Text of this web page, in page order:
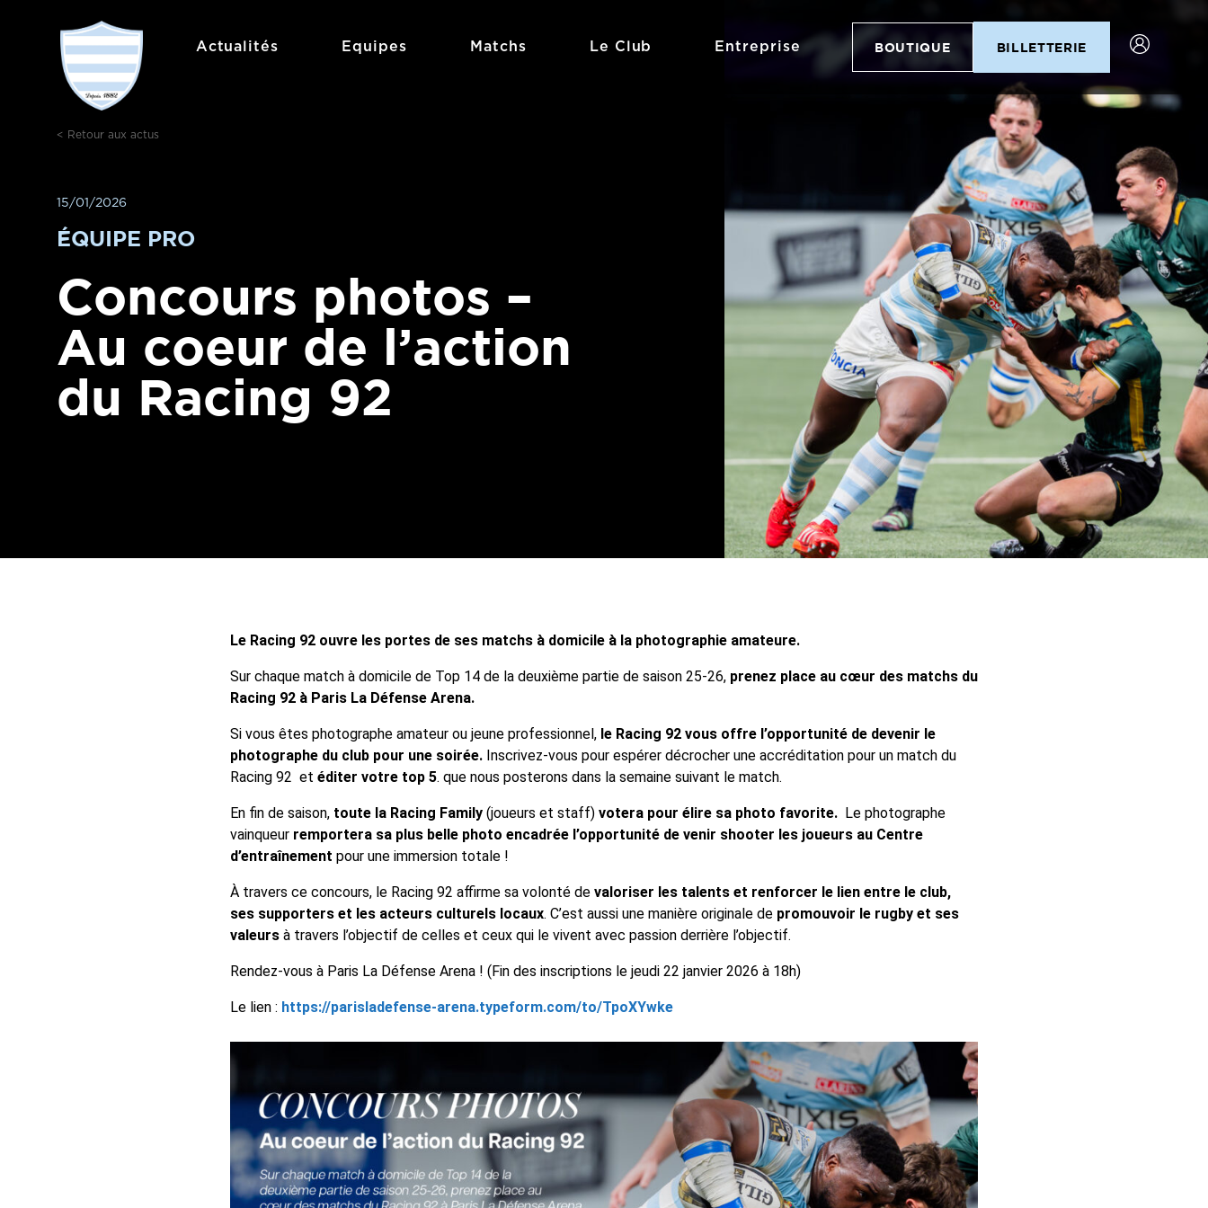
Actualités Equipes Matchs Le Club Entreprise BOUTIQUE BILLETTERIE
< Retour aux actus
15/01/2026
ÉQUIPE PRO
Concours photos –
Au coeur de l’action
du Racing 92
Le Racing 92 ouvre les portes de ses matchs à domicile à la photographie amateure.
Sur chaque match à domicile de Top 14 de la deuxième partie de saison 25-26, prenez place au cœur des matchs du
Racing 92 à Paris La Défense Arena.
Si vous êtes photographe amateur ou jeune professionnel, le Racing 92 vous offre l’opportunité de devenir le
photographe du club pour une soirée.Inscrivez-vous pour espérer décrocher une accréditation pour un match du
Racing 92 et éditer votre top 5. que nous posterons dans la semaine suivant le match.
En fin de saison, toute la Racing Family(joueurs et staff) votera pour élire sa photo favorite.Le photographe
vainqueur remportera sa plus belle photo encadrée l’opportunité de venir shooter les joueurs au Centre
d’entraînement pour une immersion totale !
À travers ce concours, le Racing 92 affirme sa volonté de valoriser les talents et renforcer le lien entre le club,
ses supporters et les acteurs culturels locaux. C’est aussi une manière originale de promouvoir le rugby et ses
valeursà travers l’objectif de celles et ceux qui le vivent avec passion derrière l’objectif.
Rendez-vous à Paris La Défense Arena ! (Fin des inscriptions le jeudi 22 janvier 2026 à 18h)
Le lien : https://parisladefense-arena.typeform.com/to/TpoXYwke